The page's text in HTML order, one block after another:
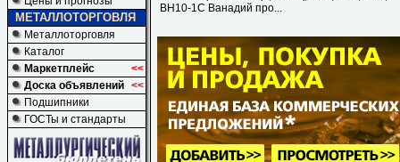
МЕТАЛЛОТОРГОВЛЯ
Металлоторговля
Каталог
Маркетплейс
<<
Доска объявлений <<
Подшипники
ГОСТы и стандарты
ВН10-1С Ванадий про...